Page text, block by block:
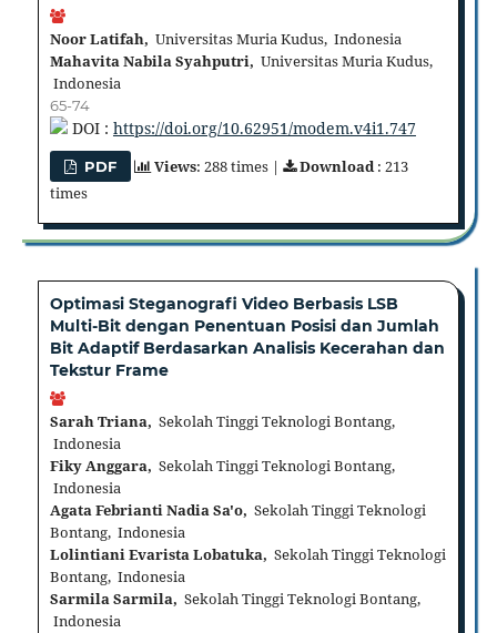
Noor Latifah, Universitas Muria Kudus, Indonesia
Mahavita Nabila Syahputri, Universitas Muria Kudus,
Indonesia
65-74
DOI : https://doi.org/10.62951/modem.v4i1.747
PDF Views: 288 times | Download: 213
times
Optimasi Steganografi Video Berbasis LSB
Multi-Bit dengan Penentuan Posisi dan Jumlah
Bit Adaptif Berdasarkan Analisis Kecerahan dan
Tekstur Frame
Sarah Triana, Sekolah Tinggi Teknologi Bontang,
Indonesia
Fiky Anggara, Sekolah Tinggi Teknologi Bontang,
Indonesia
Agata Febrianti Nadia Sa'o, Sekolah Tinggi Teknologi
Bontang, Indonesia
Lolintiani Evarista Lobatuka, Sekolah Tinggi Teknologi
Bontang, Indonesia
Sarmila Sarmila, Sekolah Tinggi Teknologi Bontang,
Indonesia